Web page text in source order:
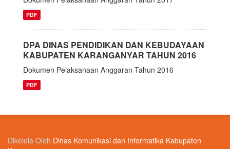
PDF
DPA DINAS PENDIDIKAN DAN KEBUDAYAAN
KABUPATEN KARANGANYAR TAHUN 2016
Dokumen Pelaksanaan Anggaran Tahun 2016
PDF
Dikelola Oleh Dinas Komunikasi dan Informatika Kabupaten